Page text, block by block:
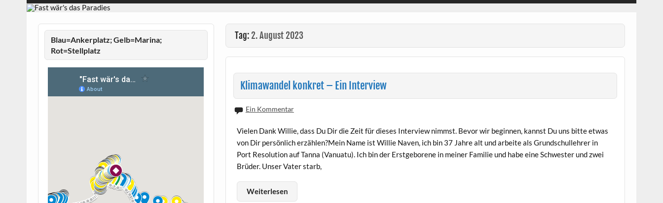
Tag: 2. August 2023
Klimawandel konkret – Ein Interview
Ein Kommentar
Vielen Dank Willie, dass Du Dir die Zeit für dieses Interview nimmst. Bevor wir beginnen, kannst Du uns bitte etwas
von Dir persönlich erzählen?Mein Name ist Willie Naven, ich bin 37 Jahre alt und arbeite als Grundschullehrer in
Port Resolution auf Tanna (Vanuatu). Ich bin der Erstgeborene in meiner Familie und habe eine Schwester und zwei
Brüder. Unser Vater starb,
Weiterlesen
Blau=Ankerplatz; Gelb=Marina;
Rot=Stellplatz